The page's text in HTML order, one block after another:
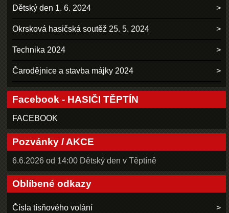
Dětský den 1. 6. 2024
Okrsková hasičská soutěž 25. 5. 2024
Technika 2024
Čarodějnice a stavba májky 2024
Facebook - HASIČI TĚPTÍN
FACEBOOK
Pozvánky / AKCE
6.6.2026 od 14:00 Dětský den v Těptíně
Oblíbené odkazy
Čísla tísňového volání